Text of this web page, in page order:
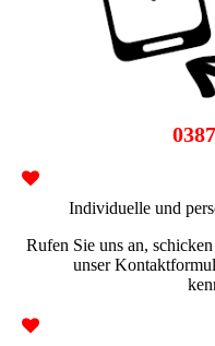
Individuelle und
Rufen Sie uns an,
unser